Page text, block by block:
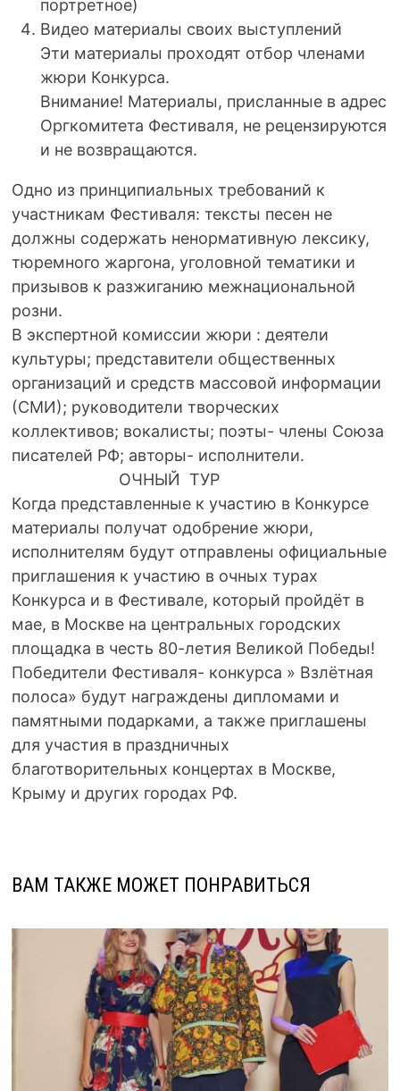
портретное)
Видео материалы своих выступлений
Эти материалы проходят отбор членами
жюри Конкурса.
Внимание! Материалы, присланные в адрес
Оргкомитета Фестиваля, не рецензируются
и не возвращаются.
Одно из принципиальных требований к
участникам Фестиваля: тексты песен не
должны содержать ненормативную лексику,
тюремного жаргона, уголовной тематики и
призывов к разжиганию межнациональной
розни.
В экспертной комиссии жюри : деятели
культуры; представители общественных
организаций и средств массовой информации
(СМИ); руководители творческих
коллективов; вокалисты; поэты- члены Союза
писателей РФ; авторы- исполнители.
ОЧНЫЙ ТУР
Когда представленные к участию в Конкурсе
материалы получат одобрение жюри,
исполнителям будут отправлены официальные
приглашения к участию в очных турах
Конкурса и в Фестивале, который пройдёт в
мае, в Москве на центральных городских
площадка в честь 80-летия Великой Победы!
Победители Фестиваля- конкурса » Взлётная
полоса» будут награждены дипломами и
памятными подарками, а также приглашены
для участия в праздничных
благотворительных концертах в Москве,
Крыму и других городах РФ.
ВАМ ТАКЖЕ МОЖЕТ ПОНРАВИТЬСЯ